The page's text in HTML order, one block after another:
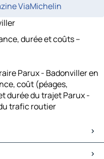
ViaMichelin
durée et coûts –
Parux - Badonviller en
coût (péages,
durée du trajet Parux -
trafic routier